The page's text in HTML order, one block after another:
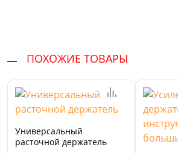
ПОХОЖИЕ ТОВАРЫ
Универсальный
расточной держатель